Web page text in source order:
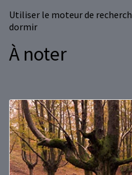
Utiliser le moteur de
dormir
À noter